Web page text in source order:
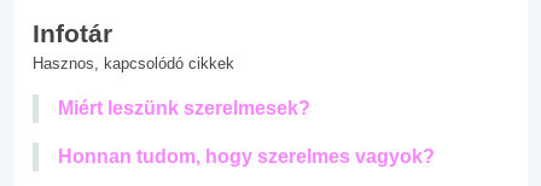
Infotár
Hasznos, kapcsolódó cikkek
Miért leszünk szerelmesek?
Honnan tudom, hogy szerelmes vagyok?